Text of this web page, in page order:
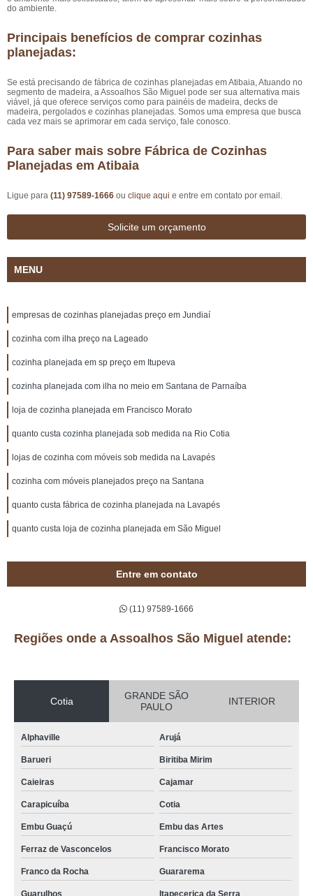
do ambiente.
Principais benefícios de comprar cozinhas
planejadas:
Se está precisando de fábrica de cozinhas planejadas em Atibaia, Atuando no
segmento de madeira, a Assoalhos São Miguel pode ser sua alternativa mais
viável, já que oferece serviços como para painéis de madeira, decks de
madeira, pergolados e cozinhas planejadas. Somos uma empresa que busca
cada vez mais se aprimorar em cada serviço, fale conosco.
Para saber mais sobre Fábrica de Cozinhas
Planejadas em Atibaia
Ligue para (11) 97589-1666 ou clique aqui e entre em contato por email.
Solicite um orçamento
MENU
empresas de cozinhas planejadas preço em Jundiaí
cozinha com ilha preço na Lageado
cozinha planejada em sp preço em Itupeva
cozinha planejada com ilha no meio em Santana de Parnaíba
loja de cozinha planejada em Francisco Morato
quanto custa cozinha planejada sob medida na Rio Cotia
lojas de cozinha com móveis sob medida na Lavapés
cozinha com móveis planejados preço na Santana
quanto custa fábrica de cozinha planejada na Lavapés
quanto custa loja de cozinha planejada em São Miguel
Entre em contato
(11) 97589-1666
Regiões onde a Assoalhos São Miguel atende:
Cotia
GRANDE SÃO
PAULO
INTERIOR
Alphaville Arujá
Barueri Biritiba Mirim
Caieiras Cajamar
Carapicuíba Cotia
Embu Guaçú Embu das Artes
Ferraz de Vasconcelos Francisco Morato
Franco da Rocha Guararema
Guarulhos Itapecerica da Serra